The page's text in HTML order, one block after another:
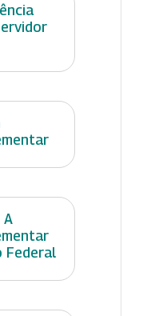
A
Federal